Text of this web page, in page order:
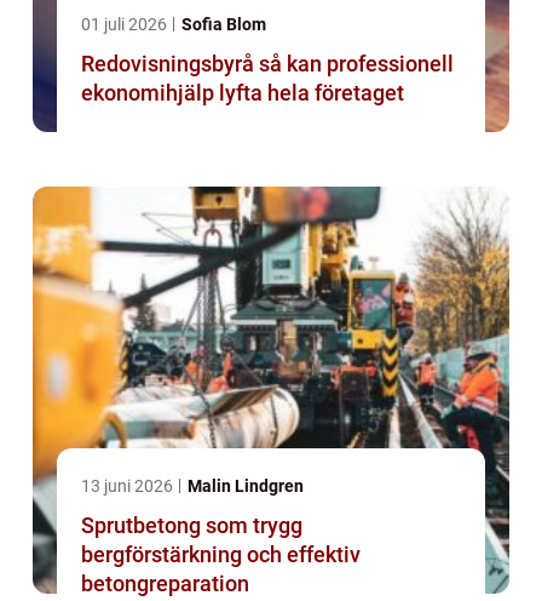
01 juli 2026 Sofia Blom
Redovisningsbyrå så kan professionell
ekonomihjälp lyfta hela företaget
13 juni 2026 Malin Lindgren
Sprutbetong som trygg
bergförstärkning och effektiv
betongreparation